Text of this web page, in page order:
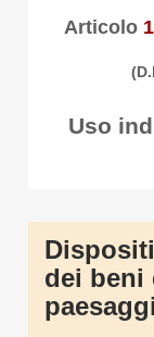
Articolo
Uso
dei beni